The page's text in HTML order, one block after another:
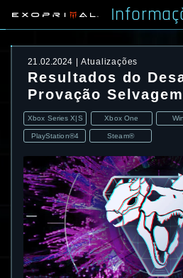
21.02.2024 Atualizações
Resultados do
Provação Selvagem
Xbox Series X|S Xbox One
PlayStation®4 Steam®